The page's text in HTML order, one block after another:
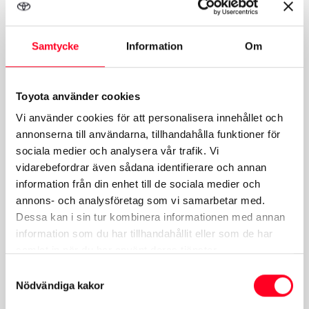
Samtycke Information Om
Toyota använder cookies
Vi använder cookies för att personalisera innehållet och
annonserna till användarna, tillhandahålla funktioner för
sociala medier och analysera vår trafik. Vi
vidarebefordrar även sådana identifierare och annan
information från din enhet till de sociala medier och
annons- och analysföretag som vi samarbetar med.
Dessa kan i sin tur kombinera informationen med annan
information som du har tillhandahållit eller som de har
Nödvändiga kakor
Mån-Fre:07:00-17:00
Lunchstängt Mån-Tor:
Lunchstängt Fre-Fre:12:00-13:00
Lör-Sön:Stängt
Reservdelar/Tillbehör